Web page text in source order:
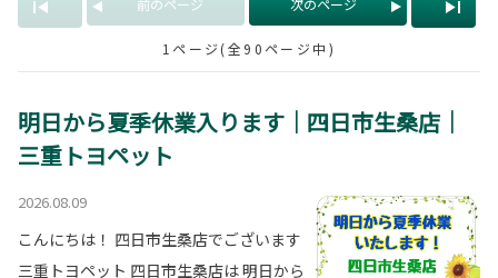
前のページ 次のページ
1ページ(全90ページ中)
明日から夏季休業入ります｜四日市生桑店｜
三重トヨペット
2026.08.09
こんにちは！ 四日市生桑店でございます
三重トヨペット 四日市生桑店は 明日から